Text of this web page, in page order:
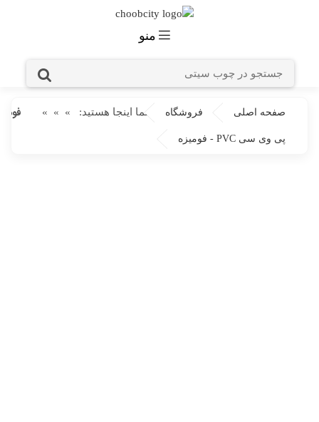
منو
شما اینجا هستید: صفحه اصلی » فروشگاه »
پی وی سی PVC - فومیزه
»